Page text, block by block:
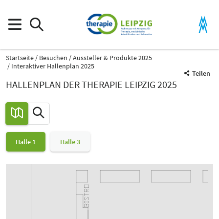
Startseite Besuchen
Aussteller & Produkte 2025
Interaktiver Hallenplan 2025
Teilen
HALLENPLAN DER THERAPIE LEIPZIG 2025
Halle 1 Halle 3